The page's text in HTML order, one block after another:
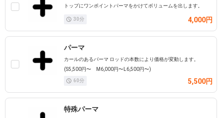
トップにワンポイントパーマをかけてボリュームを出します。
30分 4,000円
パーマ
カールのあるパーマ ロッドの本数により価格が変動します。
(S5,500円〜 M6,000円〜L6,500円〜)
60分 5,500円
特殊パーマ